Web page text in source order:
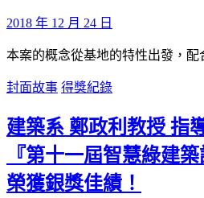
2018 年 12 月 24 日
本案的概念從基地的特性出發，配
封面故事 得獎紀錄
建築系 鄭政利教授 指
『第十一屆智慧綠建
榮獲銀獎佳績！